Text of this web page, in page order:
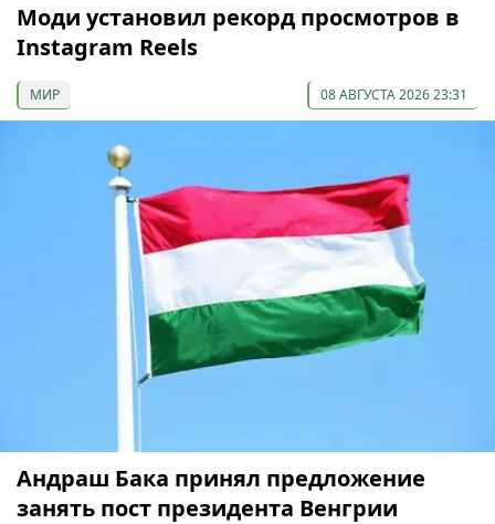
Моди установил рекорд просмотров в
Instagram Reels
МИР 08 АВГУСТА 2026 23:31
Андраш Бака принял предложение
занять пост президента Венгрии